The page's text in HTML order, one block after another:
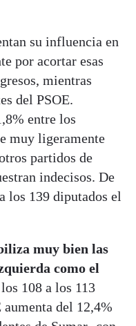
su influencia en
por acortar esas
mientras
del PSOE.
entre los
muy ligeramente
partidos de
indecisos. De
los 139 diputados el
muy bien las
como el
108 a los 113
aumenta del 12,4%